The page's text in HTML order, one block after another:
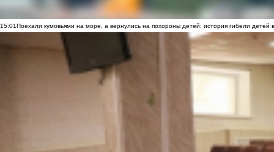
15:01Поехали кумовьями на море, а вернулись на похороны детей: история гибели детей